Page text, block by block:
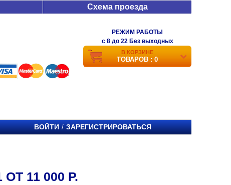
Схема проезда
РЕЖИМ РАБОТЫ
c 8 до 22 Без выходных
В КОРЗИНЕ
ТОВАРОВ : 0
ВОЙТИ / ЗАРЕГИСТРИРОВАТЬСЯ
11 000 Р.